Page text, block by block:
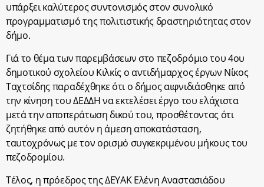
υπάρξει καλύτερος συντονισμός στον συνολικό
προγραμματισμό της πολιτιστικής δραστηριότητας στον
δήμο.
Γιά το θέμα των παρεμβάσεων στο πεζοδρόμιο του 4ου
δημοτικού σχολείου Κιλκίς ο αντιδήμαρχος έργων Νίκος
Ταχτσίδης παραδέχθηκε ότι ο δήμος αιφνιδιάσθηκε από
την κίνηση του ΔΕΔΔΗ να εκτελέσει έργο του ελάχιστα
μετά την αποπεράτωση δικού του, προσθέτοντας ότι
ζητήθηκε από αυτόν η άμεση αποκατάσταση,
ταυτοχρόνως με τον ορισμό συγκεκριμένου μήκους του
πεζοδρομίου.
Τέλος, η πρόεδρος της ΔΕΥΑΚ Ελένη Αναστασιάδου